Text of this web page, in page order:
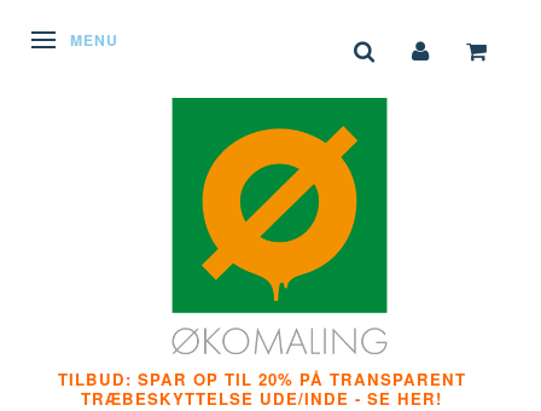
SKIFTE NAVIGATION
MENU
TILBUD: SPAR OP TIL 20% PÅ TRANSPARENT
TRÆBESKYTTELSE UDE/INDE - SE HER!